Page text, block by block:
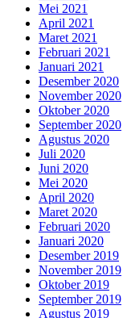
Mei 2021
April 2021
Maret 2021
Februari 2021
Januari 2021
Desember 2020
November 2020
Oktober 2020
September 2020
Agustus 2020
Juli 2020
Juni 2020
Mei 2020
April 2020
Maret 2020
Februari 2020
Januari 2020
Desember 2019
November 2019
Oktober 2019
September 2019
Agustus 2019